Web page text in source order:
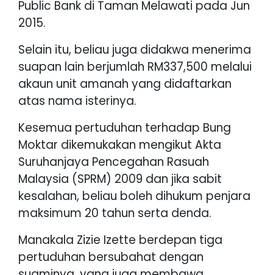
Public Bank di Taman Melawati pada Jun
2015.
Selain itu, beliau juga didakwa menerima
suapan lain berjumlah RM337,500 melalui
akaun unit amanah yang didaftarkan
atas nama isterinya.
Kesemua pertuduhan terhadap Bung
Moktar dikemukakan mengikut Akta
Suruhanjaya Pencegahan Rasuah
Malaysia (SPRM) 2009 dan jika sabit
kesalahan, beliau boleh dihukum penjara
maksimum 20 tahun serta denda.
Manakala Zizie Izette berdepan tiga
pertuduhan bersubahat dengan